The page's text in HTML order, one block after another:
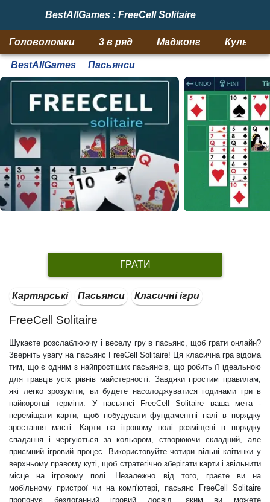
BestAllGames : FreeCell Solitaire
Головоломки 3 в ряд Маджонг Кульки
BestAllGames Пасьянси
ГРАТИ
Картярські Пасьянси Класичні ігри
FreeCell Solitaire
Шукаєте розслаблюючу і веселу гру в пасьянс, щоб грати онлайн?
Зверніть увагу на пасьянс FreeCell Solitaire! Ця класична гра відома
тим, що є одним з найпростіших пасьянсів, що робить її ідеальною
для гравців усіх рівнів майстерності. Завдяки простим правилам,
які легко зрозуміти, ви будете насолоджуватися годинами гри в
найкоротші терміни. У пасьянсі FreeCell Solitaire ваша мета -
переміщати карти, щоб побудувати фундаментні палі в порядку
зростання масті. Карти на ігровому полі розміщені в порядку
спадання і чергуються за кольором, створюючи складний, але
приємний ігровий процес. Використовуйте чотири вільні клітинки у
верхньому правому куті, щоб стратегічно зберігати карти і звільнити
місце на ігровому полі. Незалежно від того, граєте ви на
мобільному пристрої чи на комп'ютері, пасьянс FreeCell Solitaire
пропонує бездоганний ігровий досвід, яким ви можете